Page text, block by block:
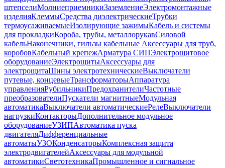
штепселиМолниеприемникиЗаземлениеЭлектромонтажные
изделияКлеммыСредства диэлектрическиеТрубки
термоусаживаемыеИзолирующие зажимыКабель и системы
для прокладкиКороба, трубы, металлорукавСиловой
кабельНаконечники, гильзы кабельные Аксессуары для труб,
коробовКабельный крепежАрматура СИПЭлектрощитовое
оборудованиеЭлектрощитыАксессуары для
электрощитаШины электротехническиеВыключатели
путевые, концевыеТрансформаторыАппаратура
управленияРубильникиПредохранителиЧастотные
преобразователиПускатели магнитныеМодульная
автоматикаВыключатели автоматическиеРелеВыключатели
нагрузкиКонтакторыДополнительное модульное
оборудованиеУЗИПАвтоматика пуска
двигателяДифференциальные
автоматыУЗОКонденсаторыКомплексная защита
электродвигателейАксессуары для модульной
автоматикиСветотехникаПромышленное и сигнальное